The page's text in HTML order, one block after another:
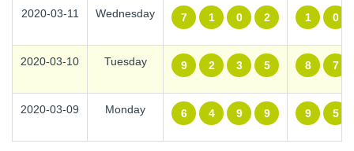
2020-03-11 Wednesday 7 1 0 2 1 0
2020-03-10 Tuesday 9 2 3 5 8 7
2020-03-09 Monday 6 4 9 9 9 5